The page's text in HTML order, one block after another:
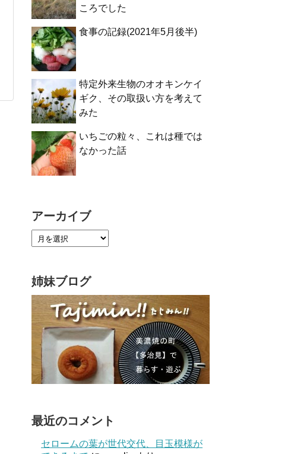
ころでした
食事の記録(2021年5月後半)
特定外来生物のオオキンケイ
ギク、その取扱い方を考えて
みた
いちごの粒々、これは種では
なかった話
アーカイブ
姉妹ブログ
最近のコメント
セロームの葉が世代交代、目玉模様が